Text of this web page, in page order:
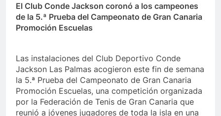
El Club Conde Jackson coronó a los campeones
de la 5.ª Prueba del Campeonato de Gran Canaria
Promoción Escuelas
Las instalaciones del Club Deportivo Conde
Jackson Las Palmas acogieron este fin de semana
la 5.ª Prueba del Campeonato de Gran Canaria
Promoción Escuelas, una competición organizada
por la Federación de Tenis de Gran Canaria que
reunió a jóvenes jugadores de toda la isla en una